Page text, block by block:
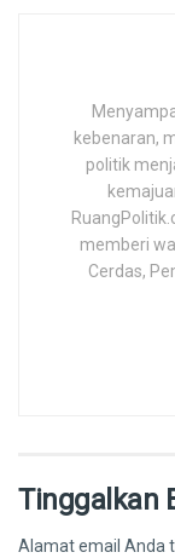
kebenaran,
politik
memberi
Cerdas,
Tinggalkan
Alamat email Anda